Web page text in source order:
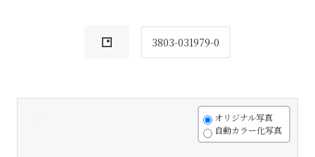
3803-031979-0
オリジナル写真
自動カラー化写真